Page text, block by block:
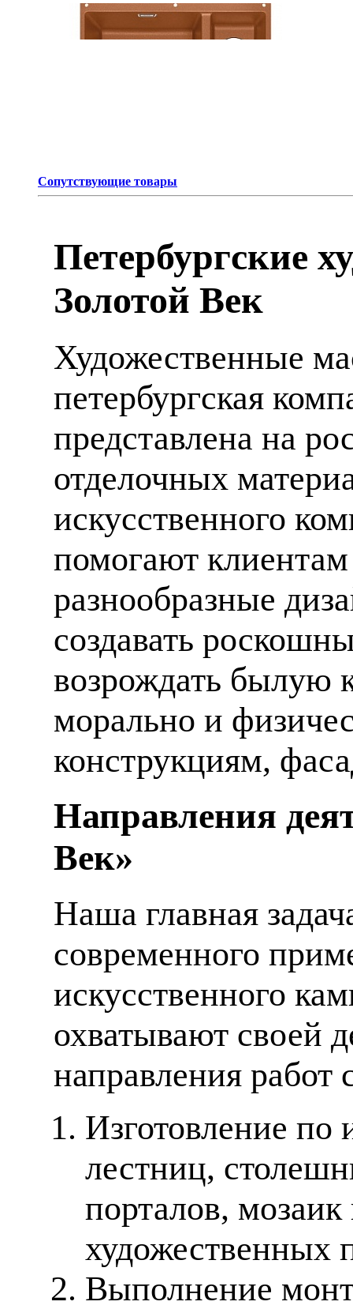
Сопутствующие товары
Петербургские
Золотой Век
Художественные
петербургская
представлена на
отделочных
искусственного
помогают
разнообразные
создавать
возрождать былую
морально и
конструкциям,
Направления
Век»
Наша главная
современного
искусственного
охватывают своей
направления работ
Изготовление по
лестниц,
порталов,
художественных
Выполнение